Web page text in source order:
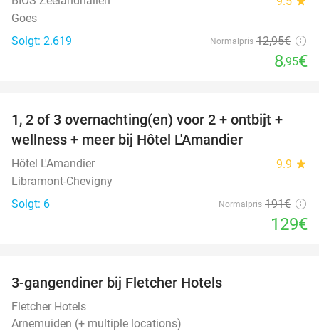
Goes
Solgt: 2.619
Normalpris 12,95€
8,95€
32%
DAG
1, 2 of 3 overnachting(en) voor 2 + ontbijt +
wellness + meer bij Hôtel L'Amandier
Hôtel L'Amandier 9.9 star
Libramont-Chevigny
Solgt: 6
Normalpris 191€
129€
3-gangendiner bij Fletcher Hotels
Fletcher Hotels
Arnemuiden (+ multiple locations)